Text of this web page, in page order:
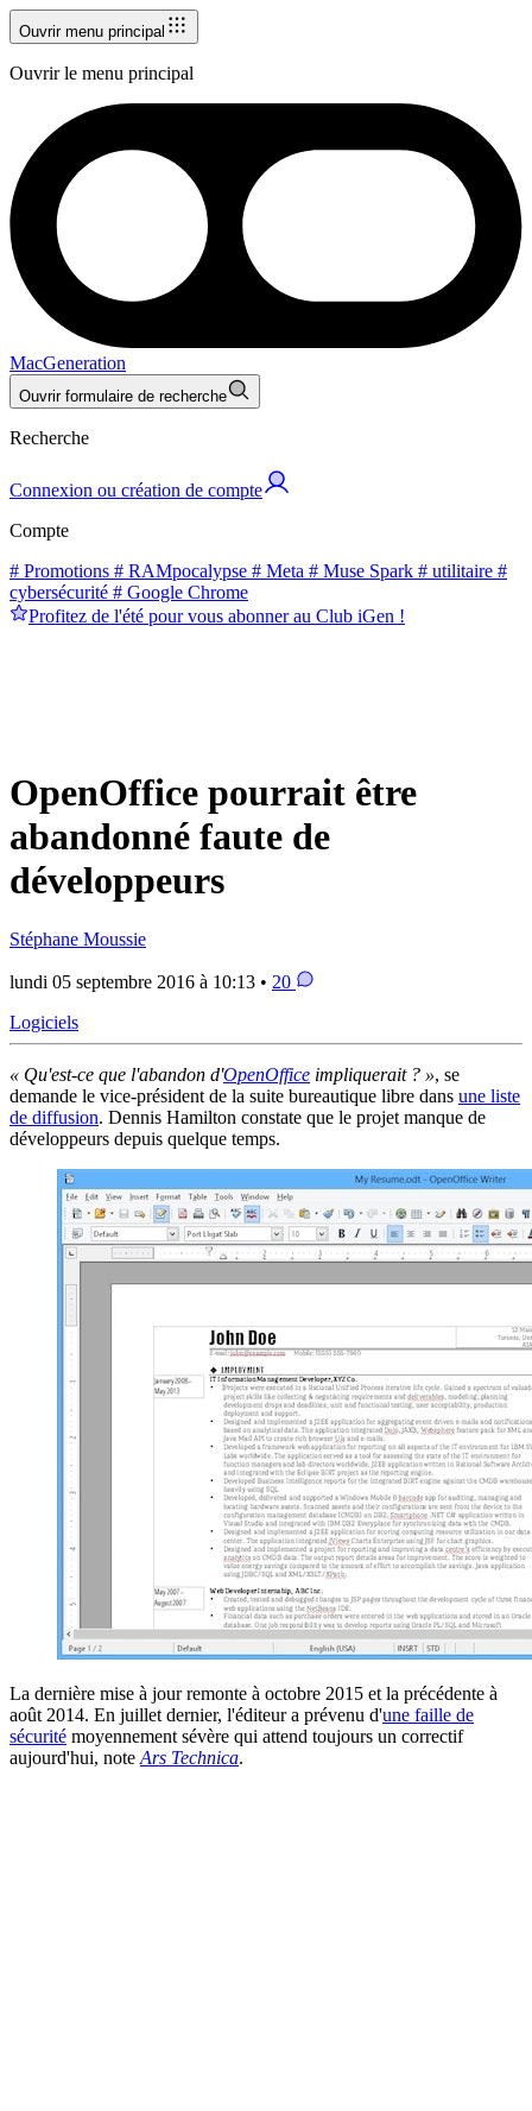
Ouvrir menu principal
Ouvrir le menu principal
MacGeneration
Ouvrir formulaire de recherche
Recherche
Connexion ou création de compte
Compte
# Promotions # RAMpocalypse # Meta # Muse Spark # utilitaire #
cybersécurité # Google Chrome
Profitez de l'été pour vous abonner au Club iGen !
OpenOffice pourrait être
abandonné faute de
développeurs
Stéphane Moussie
lundi 05 septembre 2016 à 10:13 • 20
Logiciels
« Qu'est-ce que l'abandon d'OpenOffice impliquerait ? », se
demande le vice-président de la suite bureautique libre dans une liste
de diffusion. Dennis Hamilton constate que le projet manque de
développeurs depuis quelque temps.
La dernière mise à jour remonte à octobre 2015 et la précédente à
août 2014. En juillet dernier, l'éditeur a prévenu d'une faille de
sécurité moyennement sévère qui attend toujours un correctif
aujourd'hui, note Ars Technica.